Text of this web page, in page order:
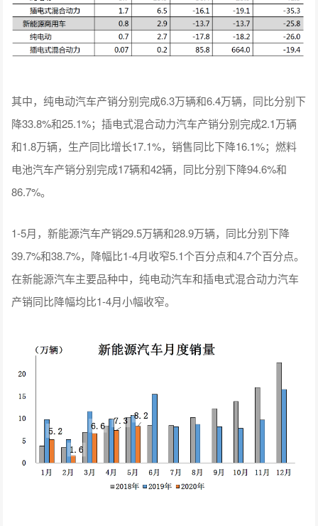
其中，纯电动汽车产销分别完成6.3万辆和6.4万辆，同比分别下
降33.8%和25.1%；插电式混合动力汽车产销分别完成2.1万辆
和1.8万辆，生产同比增长17.1%，销售同比下降16.1%；燃料
电池汽车产销分别完成17辆和42辆，同比分别下降94.6%和
86.7%。
1-5月，新能源汽车产销29.5万辆和28.9万辆，同比分别下降
39.7%和38.7%，降幅比1-4月收窄5.1个百分点和4.7个百分点。
在新能源汽车主要品种中，纯电动汽车和插电式混合动力汽车
产销同比降幅均比1-4月小幅收窄。